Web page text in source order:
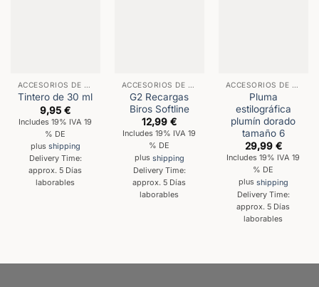
ACCESORIOS DE PAPELERÍA
Tintero de 30 ml
9,95€
Includes 19% IVA 19
% DE
plus shipping
Delivery Time:
approx. 5 Días
laborables
ACCESORIOS DE PAPELERÍA
G2 Recargas
Biros Softline
12,99€
Includes 19% IVA 19
% DE
plus shipping
Delivery Time:
approx. 5 Días
laborables
ACCESORIOS DE PAPELERÍA
Pluma
estilográfica
plumín dorado
tamaño 6
29,99 €
Includes 19% IVA 19
% DE
plus shipping
Delivery Time:
approx. 5 Días
laborables